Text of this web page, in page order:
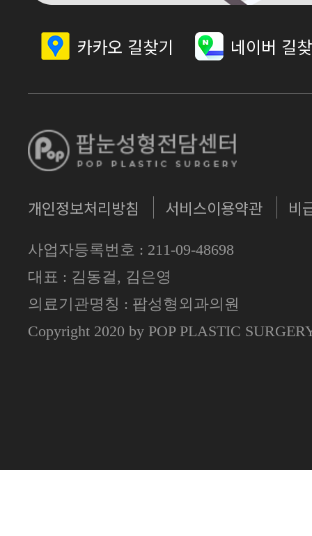
카카오 길찾기 네이버 길
개인정보처리방침 서비스이용약관 비
사업자등록번호 : 211-09-48698
대표 : 김동걸, 김은영
의료기관명칭 : 팝성형외과의원
Copyright 2020 by POP PLASTIC